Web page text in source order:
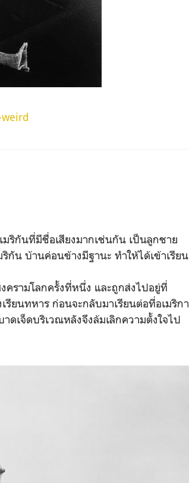
weird
มริกันที่มีชื่อเสียงมากเช่นกัน เป็นลูกชาย
น บ้านค่อนข้างมีฐานะ ทำให้ได้เข้าเรียน
รามโลกครั้งที่หนึ่ง และถูกส่งไปอยู่ที่
รียนทหาร ก่อนจะกลับมาเรียนต่อที่อเมริกา
เจ็ดบริเวณหลังจึงล้มเลิกความตั้งใจไป